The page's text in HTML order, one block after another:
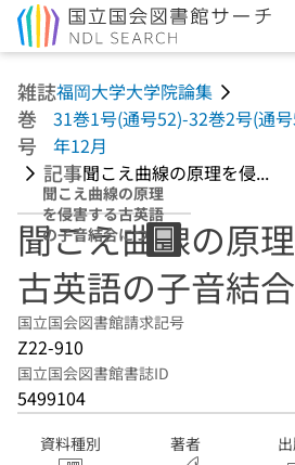
雑誌福岡大学大学院論集
巻
号
31巻1号(通号52)-32巻2号(通
年12月
記事聞こえ曲線の原理を侵...
聞こえ曲線の原理
を侵害する古英語
の子音結合につい
て
聞こえ曲線の原
古英語の子音結
国立国会図書館請求記号
Z22-910
国立国会図書館書誌ID
5499104
資料種別 著者